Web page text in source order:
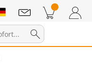
Zum Warenkorb